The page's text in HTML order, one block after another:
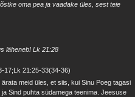
oma pea ja vaadake üles, sest teie
läheneb! Lk 21:28
17;Lk 21:25-33(34-36)
meid üles, et siis, kui Sinu Poeg tagasi
Sind puhta südamega teenima. Jeesuse